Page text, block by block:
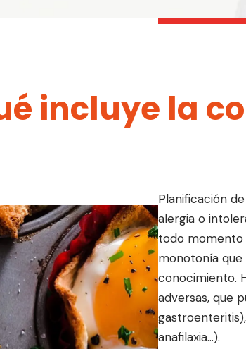
incluye la
Planificación
alergia o
todo momento
monotonía
conocimiento.
adversas, que
anafilaxia…).